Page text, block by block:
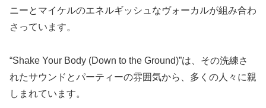
ニーとマイケルのエネルギッシュなヴォーカルが組み合わ
さっています。
“Shake Your Body (Down to the Ground)”は、その洗練さ
れたサウンドとパーティーの雰囲気から、多くの人々に親
しまれています。